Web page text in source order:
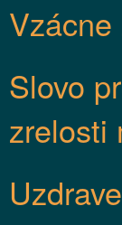
Vzácne
Slovo
zrelosti